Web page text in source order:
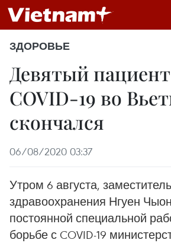
ЗДОРОВЬЕ
Девятый
COVID-19 во
скончался
06/08/2020 03:37
Утром 6 августа,
здравоохранения Нгуен
постоянной специальной
борьбе с COVID-19